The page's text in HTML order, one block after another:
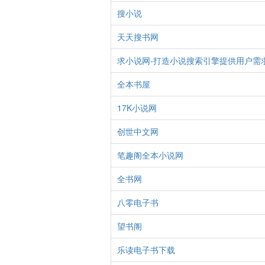
搜小说
天天搜书网
求小说网-打造小说搜索引擎提供用户需
全本书屋
17K小说网
创世中文网
笔趣阁全本小说网
全书网
八零电子书
望书阁
乐读电子书下载